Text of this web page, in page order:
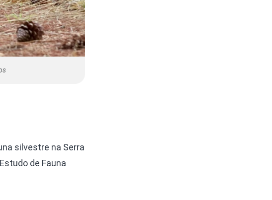
silvestre na Serra
de Fauna